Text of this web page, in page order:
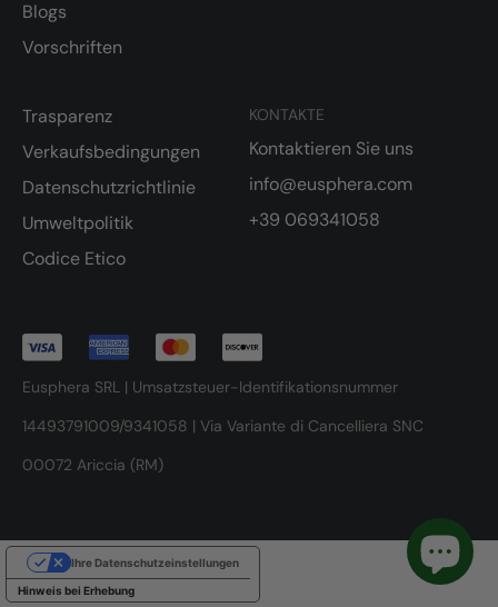
Blogs
Vorschriften
KONTAKTE
Kontaktieren Sie uns
info@eusphera.com
+39 069341058
Trasparenz
Verkaufsbedingungen
Datenschutzrichtlinie
Umweltpolitik
Codice Etico
Eusphera SRL | Umsatzsteuer-Identifikationsnummer
14493791009/9341058 | Via Variante di Cancelliera SNC
00072 Ariccia (RM)
Hinweis bei Erhebung
Ihre Datenschutzeinstellungen